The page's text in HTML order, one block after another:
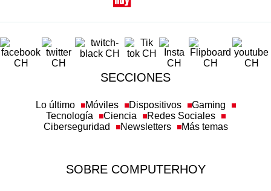
SECCIONES
Tecnología
Ciencia
Redes Sociales
Ciberseguridad
Newsletters Más temas